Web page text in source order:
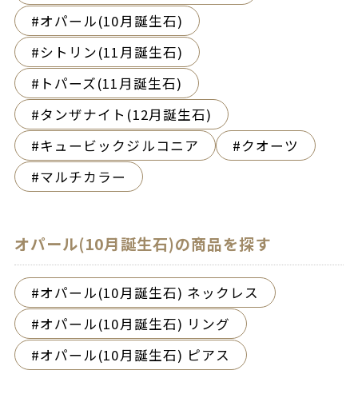
オパール(10月誕生石)
シトリン(11月誕生石)
トパーズ(11月誕生石)
タンザナイト(12月誕生石)
キュービックジルコニア
クオーツ
マルチカラー
オパール(10月誕生石)の商品を探す
オパール(10月誕生石) ネックレス
オパール(10月誕生石) リング
オパール(10月誕生石) ピアス